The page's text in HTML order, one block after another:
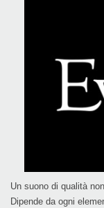
Un suono di qualità
Dipende da ogni